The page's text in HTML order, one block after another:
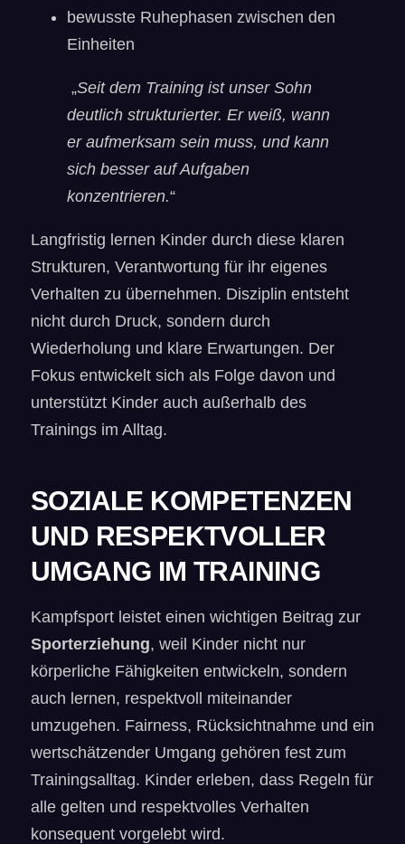
bewusste Ruhephasen zwischen den
Einheiten
„Seit dem Training ist unser Sohn
deutlich strukturierter. Er weiß, wann
er aufmerksam sein muss, und kann
sich besser auf Aufgaben
konzentrieren.“
Langfristig lernen Kinder durch diese klaren
Strukturen, Verantwortung für ihr eigenes
Verhalten zu übernehmen. Disziplin entsteht
nicht durch Druck, sondern durch
Wiederholung und klare Erwartungen. Der
Fokus entwickelt sich als Folge davon und
unterstützt Kinder auch außerhalb des
Trainings im Alltag.
SOZIALE KOMPETENZEN
UND RESPEKTVOLLER
UMGANG IM TRAINING
Kampfsport leistet einen wichtigen Beitrag zur
Sporterziehung, weil Kinder nicht nur
körperliche Fähigkeiten entwickeln, sondern
auch lernen, respektvoll miteinander
umzugehen. Fairness, Rücksichtnahme und ein
wertschätzender Umgang gehören fest zum
Trainingsalltag. Kinder erleben, dass Regeln für
alle gelten und respektvolles Verhalten
konsequent vorgelebt wird.